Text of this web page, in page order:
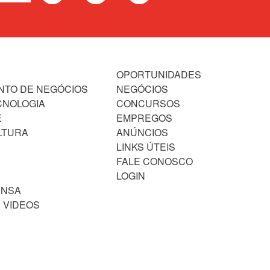
DE NEGÓCIOS
OPORTUNIDADES
NEGÓCIOS
CONCURSOS
EMPREGOS
ANÚNCIOS
LINKS ÚTEIS
FALE CONOSCO
LOGIN